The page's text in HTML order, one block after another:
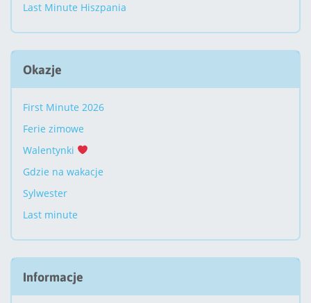
Last Minute Hiszpania
Okazje
First Minute 2026
Ferie zimowe
Walentynki
Gdzie na wakacje
Sylwester
Last minute
Informacje